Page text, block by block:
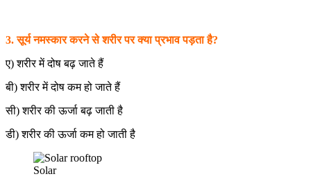
3. सूर्य नमस्कार करने से शरीर पर क्या प्रभाव पड़ता है?
ए) शरीर में दोष बढ़ जाते हैं
बी) शरीर में दोष कम हो जाते हैं
सी) शरीर की ऊर्जा बढ़ जाती है
डी) शरीर की ऊर्जा कम हो जाती है
Solar